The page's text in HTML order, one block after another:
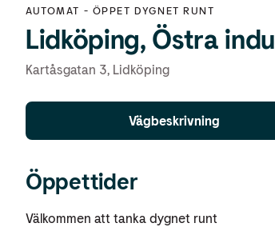
AUTOMAT - ÖPPET DYGNET RUNT
Lidköping, Östra
Kartåsgatan 3, Lidköping
Vägbeskrivning
Öppettider
Välkommen att tanka dygnet runt